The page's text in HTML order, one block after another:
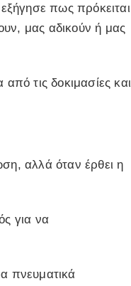
πως πρόκειται
μας αδικούν ή μας
τις δοκιμασίες και
αλλά όταν έρθει η
για να
πνευματικά